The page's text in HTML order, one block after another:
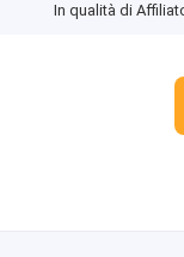
In qualità di